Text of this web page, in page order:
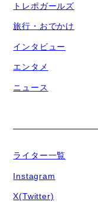
トレポガールズ
旅行・おでかけ
インタビュー
エンタメ
ニュース
ライター一覧
Instagram
X(Twitter)